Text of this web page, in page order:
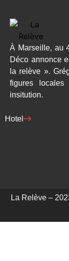
À Marseille, au
Déco annonce
la relève ».
figures
insitution.
Hotel
La Relève –